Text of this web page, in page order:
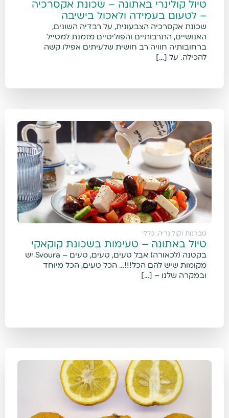
טיול קולינרי באתונה – שכונת אקסרכיה
– לטעום בעמידה ולאכול בישיבה
שכונת אקסרכיה הצבעונית, על רבדיה השונים,
האנושיים, התרבותיים והפוליטיים מזמנת למטייל
ברחובותיה חוויה רב חושית שלעיתים אפילו קשה
להכילה. על […]
טברנות וקולינריה, כללי
טיול באתונה – טעימות בשכונת קוקאקי
בקטנה (לכאורה) אבל טעים, טעים, טעים – Svoura יש
מקומות שיש להם הכל!!!… הכל טעים, הכל מיוחד
ובמקרה שלנו – […]